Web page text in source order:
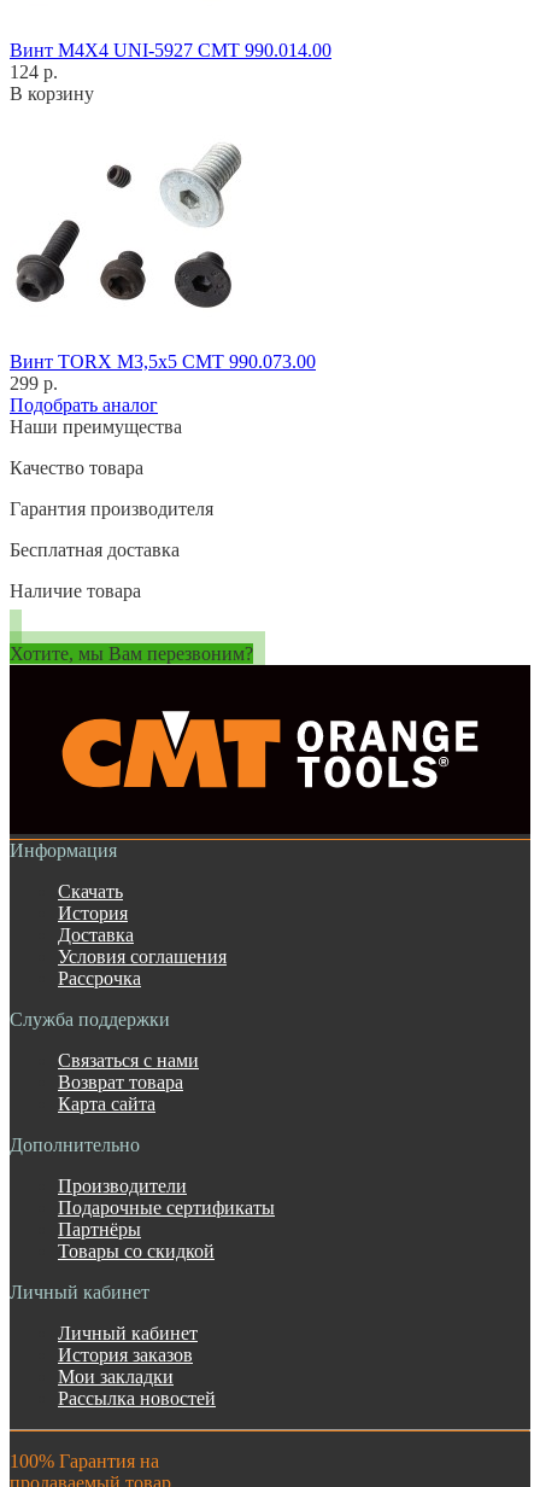
Винт M4X4 UNI-5927 CMT 990.014.00
124 р.
В корзину
Винт TORX M3,5x5 CMT 990.073.00
299 р.
Подобрать аналог
Наши преимущества
Качество товара
Гарантия производителя
Бесплатная доставка
Наличие товара
Хотите, мы Вам перезвоним?
Информация
Скачать
История
Доставка
Условия соглашения
Рассрочка
Служба поддержки
Связаться с нами
Возврат товара
Карта сайта
Дополнительно
Производители
Подарочные сертификаты
Партнёры
Товары со скидкой
Личный кабинет
Личный кабинет
История заказов
Мои закладки
Рассылка новостей
100% Гарантия на
продаваемый товар